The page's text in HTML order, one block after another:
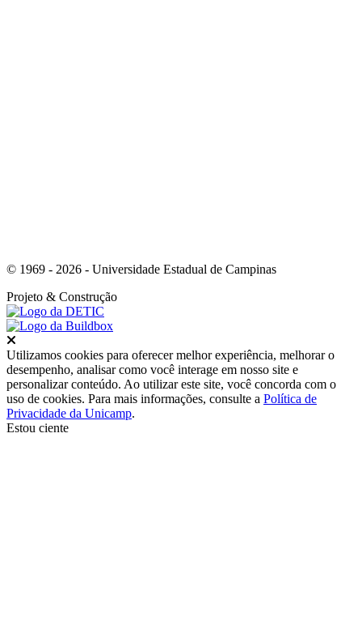
© 1969 - 2026 - Universidade Estadual de Campinas
Projeto & Construção
Utilizamos cookies para oferecer melhor experiência, melhorar o
desempenho, analisar como você interage em nosso site e
personalizar conteúdo. Ao utilizar este site, você concorda com o
uso de cookies. Para mais informações, consulte a Política de
Privacidade da Unicamp.
Estou ciente